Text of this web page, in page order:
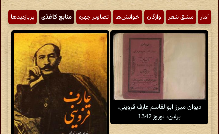
آمار مشق شعر واژگان خوانش‌ها تصاویر چهره منابع کاغذی پربازدیدها
دیوان میرزا ابوالقاسم عارف قزوینی،
برلین، نوروز 1342